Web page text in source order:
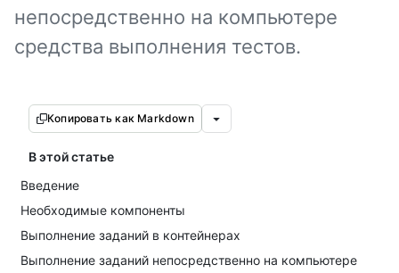
непосредственно на компьютере
средства выполнения тестов.
Копировать как Markdown
В этой статье
Введение
Необходимые компоненты
Выполнение заданий в контейнерах
Выполнение заданий непосредственно на компьютере